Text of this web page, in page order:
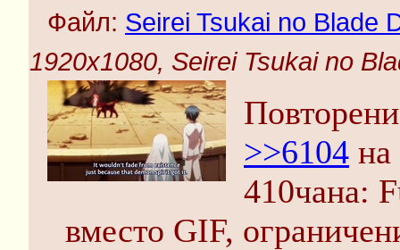
Файл: Seirei Tsukai no Blade
1920x1080, Seirei Tsukai no
>>6104 на
410чана:
вместо GIF,